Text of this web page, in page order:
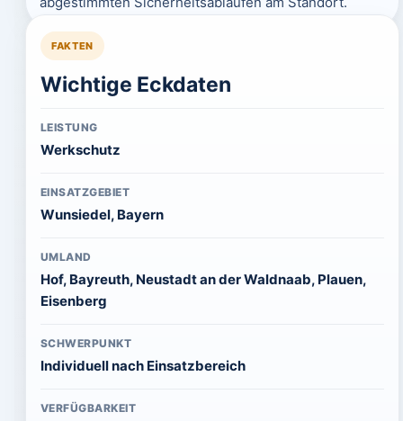
FAKTEN
Wichtige Eckdaten
LEISTUNG
Werkschutz
EINSATZGEBIET
Wunsiedel, Bayern
UMLAND
Hof, Bayreuth, Neustadt an der Waldnaab, Plauen,
Eisenberg
SCHWERPUNKT
Individuell nach Einsatzbereich
VERFÜGBARKEIT